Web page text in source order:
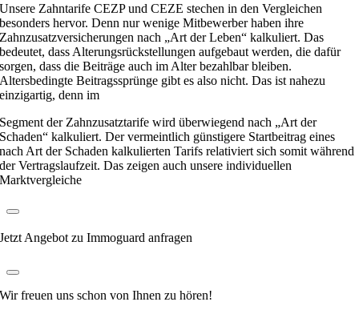
Unsere Zahntarife CEZP und CEZE stechen in den Vergleichen
besonders hervor. Denn nur wenige Mitbewerber haben ihre
Zahnzusatzversicherungen nach „Art der Leben“ kalkuliert. Das
bedeutet, dass Alterungsrückstellungen aufgebaut werden, die dafür
sorgen, dass die Beiträge auch im Alter bezahlbar bleiben.
Altersbedingte Beitragssprünge gibt es also nicht. Das ist nahezu
einzigartig, denn im
Segment der Zahnzusatztarife wird überwiegend nach „Art der
Schaden“ kalkuliert. Der vermeintlich günstigere Startbeitrag eines
nach Art der Schaden kalkulierten Tarifs relativiert sich somit während
der Vertragslaufzeit. Das zeigen auch unsere individuellen
Marktvergleiche
Jetzt Angebot zu Immoguard anfragen
Wir freuen uns schonvon Ihnen zu hören!